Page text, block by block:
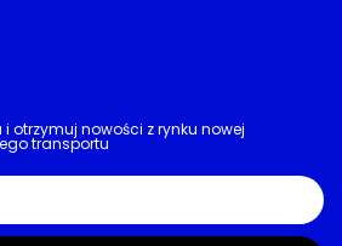
otrzymuj nowości z rynku nowej
transportu